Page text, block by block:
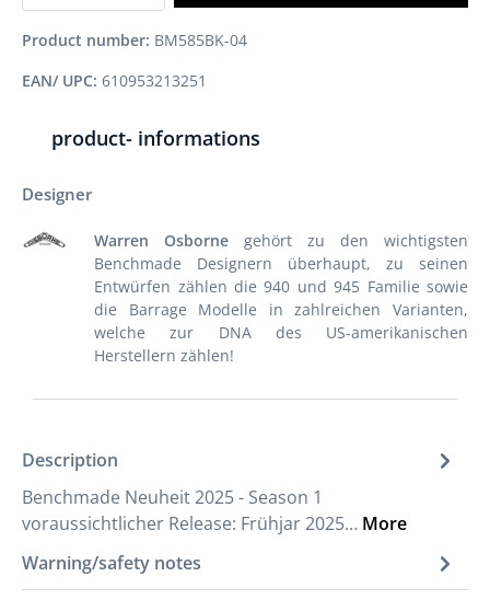
Product number: BM585BK-04
EAN/ UPC: 610953213251
product- informations
Designer
Warren Osborne gehört zu den wichtigsten
Benchmade Designern überhaupt, zu seinen
Entwürfen zählen die 940 und 945 Familie sowie
die Barrage Modelle in zahlreichen Varianten,
welche zur DNA des US-amerikanischen
Herstellern zählen!
Description
Benchmade Neuheit 2025 - Season 1
voraussichtlicher Release: Frühjar 2025… More
Warning/safety notes